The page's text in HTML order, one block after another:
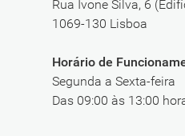
Rua Ivone Silva, 6
1069-130 Lisboa
Horário de
Segunda a Sexta-feira
Das 09:00 às 13:00